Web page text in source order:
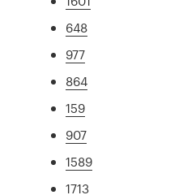
648
977
864
159
907
1589
1713